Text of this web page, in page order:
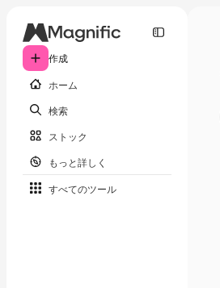
作成
ホーム
検索
ストック
もっと詳しく
すべてのツール